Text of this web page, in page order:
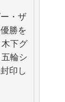
・ザ
勝を
下グ
輪シ
印し